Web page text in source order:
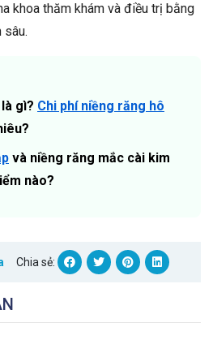
khoa thăm khám và điều trị bằng
sâu.
gì? Chi phí niềng răng hô
và niềng răng mắc cài kim
nào?
Chia sẻ: